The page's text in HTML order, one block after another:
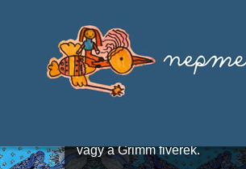
útján terjedő elbeszélésekből,
melyeket olyan ismert gyűjtők
állítottak össze, mint Benedek
vagy a Grimm fivérek.